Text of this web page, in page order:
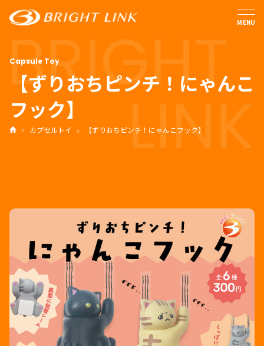
MENU
【ずりおちピンチ！にゃんこ
フック】
カプセルトイ 【ずりおちピンチ！にゃんこフック】